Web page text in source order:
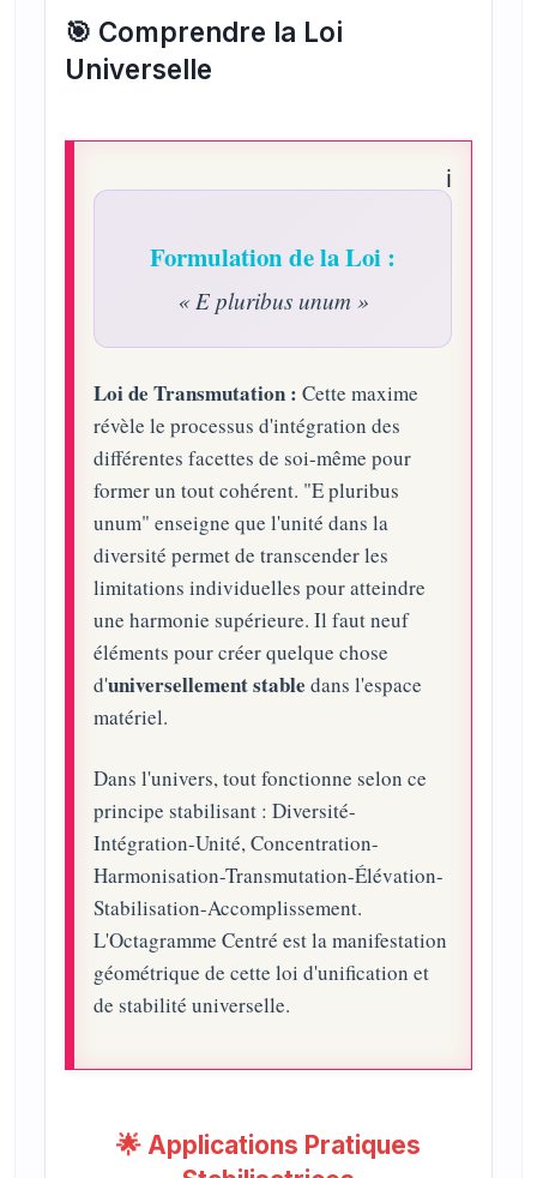
🎯 Comprendre la Loi
Universelle
Formulation de la Loi :
« E pluribus unum »
Loi de Transmutation : Cette maxime
révèle le processus d'intégration des
différentes facettes de soi-même pour
former un tout cohérent. "E pluribus
unum" enseigne que l'unité dans la
diversité permet de transcender les
limitations individuelles pour atteindre
une harmonie supérieure. Il faut neuf
éléments pour créer quelque chose
d'universellement stable dans l'espace
matériel.
Dans l'univers, tout fonctionne selon ce
principe stabilisant : Diversité-
Intégration-Unité, Concentration-
Harmonisation-Transmutation-Élévation-
Stabilisation-Accomplissement.
L'Octagramme Centré est la manifestation
géométrique de cette loi d'unification et
de stabilité universelle.
🌟 Applications Pratiques